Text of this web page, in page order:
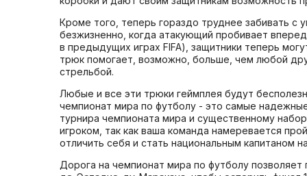
Кроме того, теперь гораздо труднее забивать с
безжизненно, когда атакующий пробивает
в предыдущих играх FIFA), защитники теперь
трюк помогает, возможно, больше, чем любой
стрельбой.
Любые и все эти трюки геймплея будут
чемпионат мира по футболу - это самые
турнира чемпионата мира и существенному
игроком, так как ваша команда намеревается
отличить себя и стать национальным капитаном
Дорога на чемпионат мира по футболу